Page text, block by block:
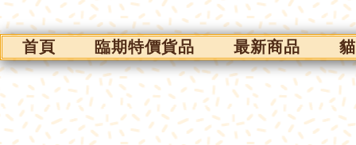
首頁 臨期特價貨品 最新商品